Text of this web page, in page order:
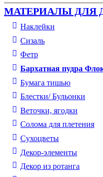
МАТЕРИАЛЫ ДЛЯ
Наклейки
Сизаль
Фетр
Бархатная пудра
Бумага тишью
Блестки/ Бульонки
Веточки, ягодки
Солома для плетения
Cухоцветы
Декор-элементы
Декор из ротанга